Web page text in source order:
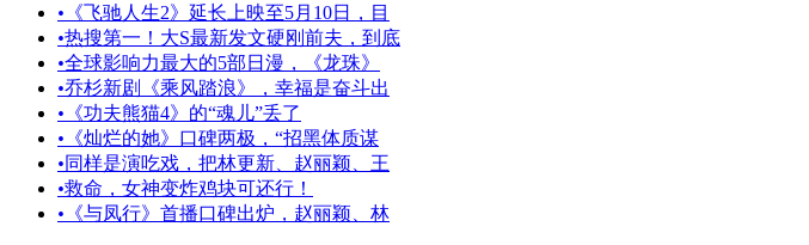
• 《飞驰人生2》延长上映至5月10日，目
•热搜第一！大S最新发文硬刚前夫，到底
•全球影响力最大的5部日漫，《龙珠》
•乔杉新剧《乘风踏浪》，幸福是奋斗出
• 《功夫熊猫4》的“魂儿”丢了
• 《灿烂的她》口碑两极，“招黑体质谋
•同样是演吃戏，把林更新、赵丽颖、王
•救命，女神变炸鸡块可还行！
• 《与凤行》首播口碑出炉，赵丽颖、林